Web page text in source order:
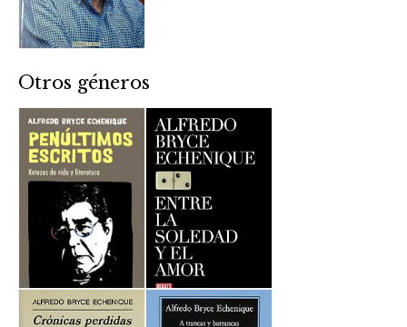
Otros géneros